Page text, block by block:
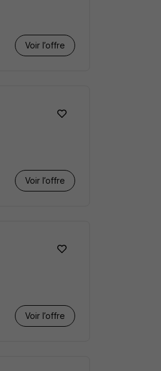
Voir l’offre
Voir l’offre
Voir l’offre